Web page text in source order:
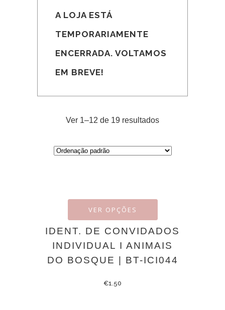
A LOJA ESTÁ
TEMPORARIAMENTE
ENCERRADA. VOLTAMOS
EM BREVE!
Ver 1–12 de 19 resultados
VER OPÇÕES
IDENT. DE CONVIDADOS
INDIVIDUAL I ANIMAIS
DO BOSQUE | BT-ICI044
€1.50